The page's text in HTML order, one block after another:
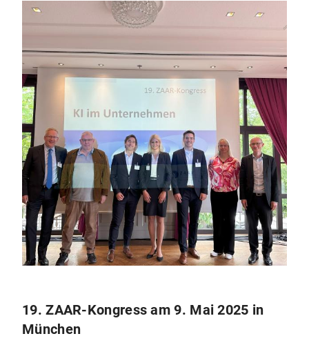
19. ZAAR-Kongress am 9. Mai 2025 in
München